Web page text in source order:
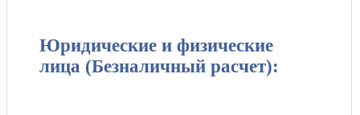
Юридические и физические
лица (Безналичный расчет):